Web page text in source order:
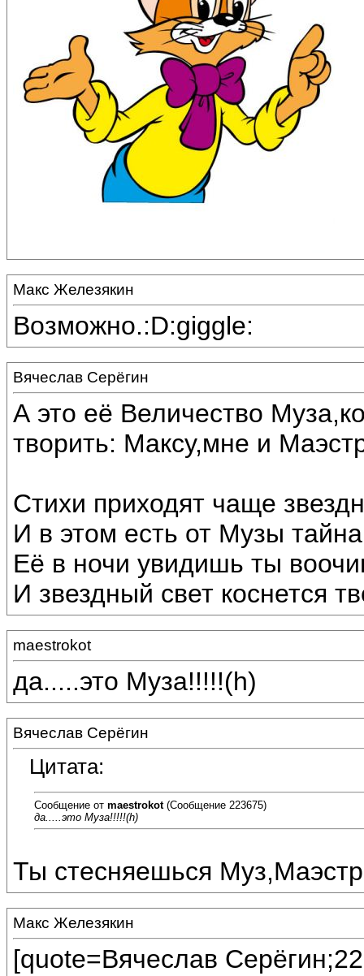
Макс Железякин
Возможно.:D:giggle:
Вячеслав Серёгин
А это её Величество
творить: Максу,мне и
Стихи приходят чаще
И в этом есть от Музы
Её в ночи увидишь ты
И звездный свет коснется
maestrokot
да.....это Муза!!!!!(h)
Вячеслав Серёгин
Цитата:
Сообщение от maestrokot(Сообщение 223675)
да.....это Муза!!!!!(h)
Ты стесняешься
Макс Железякин
[quote=Вячеслав